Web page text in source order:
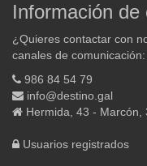
Información de
¿Quieres contactar con
canales de comunicación:
986 84 54 79
info@destino.gal
Hermida, 43 - Marcón,
Usuarios registrados